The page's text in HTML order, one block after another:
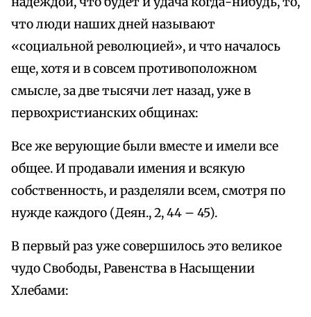
что люди наших дней называют
«социальной революцией», и что началось
еще, хотя и в совсем противоположном
смысле, за две тысячи лет назад, уже в
первохристианских общинах:
Все же верующие были вместе и имели все
общее. И продавали имения и всякую
собственность, и разделяли всем, смотря по
нужде каждого (Деян., 2, 44 – 45).
В первый раз уже совершилось это великое
чудо Свободы, Равенства в Насыщении
Хлебами: